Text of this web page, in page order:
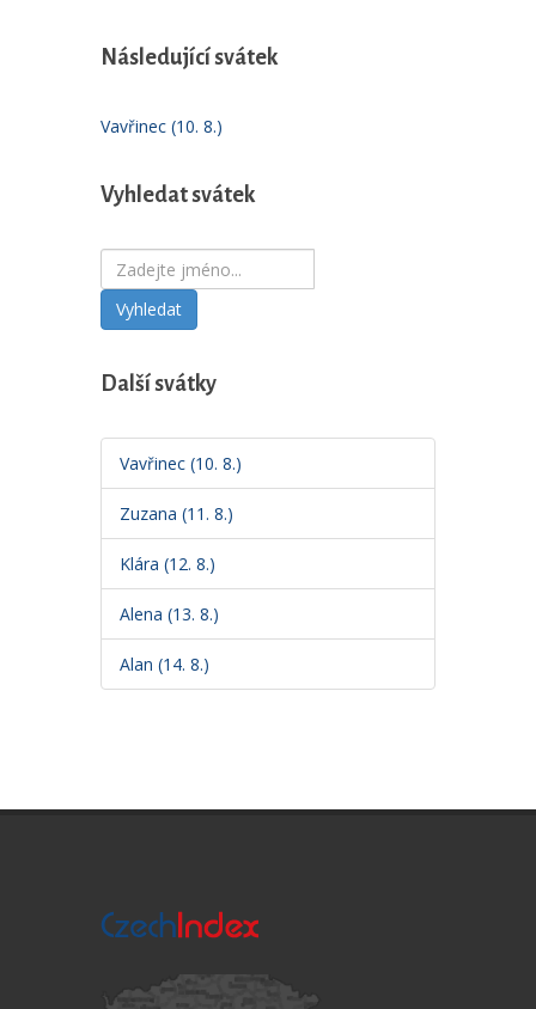
Následující svátek
Vavřinec (10. 8.)
Vyhledat svátek
Vyhledat
Další svátky
Vavřinec (10. 8.)
Zuzana (11. 8.)
Klára (12. 8.)
Alena (13. 8.)
Alan (14. 8.)